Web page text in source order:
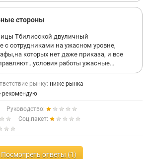
стороны
Тбилисской двуличный
с сотрудниками на ужасном уровне,
которых нет даже приказа, и все
работы ужасные...
рынку: ниже рынка
рекомендую
Руководство:
Соц.пакет:
Посмотреть ответы (1)